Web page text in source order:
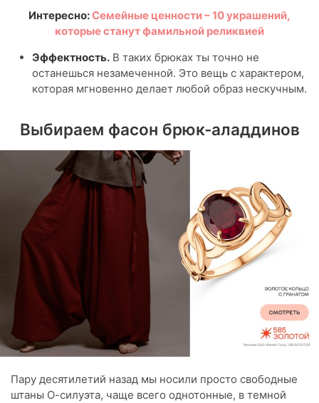
Интересно:Семейные ценности – 10 украшений,
которые станут фамильной реликвией
Эффектность. В таких брюках ты точно не
останешься незамеченной. Это вещь с характером,
которая мгновенно делает любой образ нескучным.
Выбираем фасон брюк-аладдинов
Пару десятилетий назад мы носили просто свободные
штаны О-силуэта, чаще всего однотонные, в темной